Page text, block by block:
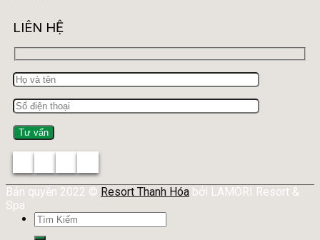
LIÊN HỆ
Bản quyền 2022 © Resort Thanh Hóa bởi LAMORI Resort &
Spa
Tìm